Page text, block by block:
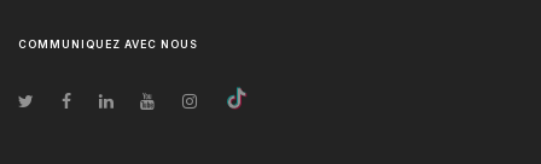
COMMUNIQUEZ AVEC NOUS